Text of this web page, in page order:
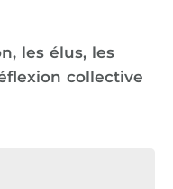
les élus, les
collective